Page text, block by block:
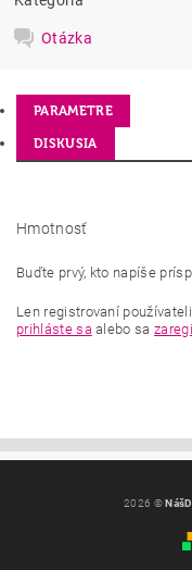
Otázka
PARAMETRE
DISKUSIA
Hmotnosť
Buďte prvý, kto napíše
Len registrovaní
prihláste sa alebo sa
2026 ©